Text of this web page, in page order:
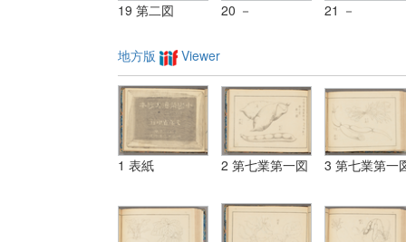
19 第二図 20 － 21 －
地方版 Viewer
1 表紙 2 第七業第一図 3 第七業第一